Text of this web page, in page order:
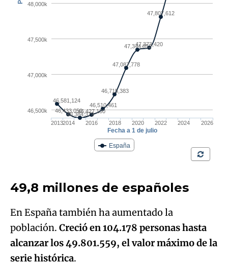
49,8 millones de españoles
En España también ha aumentado la
población. Creció en 104.178 personas hasta
alcanzar los 49.801.559, el valor máximo de la
serie histórica.